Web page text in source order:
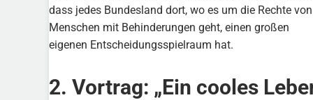
dass jedes Bundesland dort, wo es um die Rechte von
Menschen mit Behinderungen geht, einen großen
eigenen Entscheidungsspielraum hat.
2. Vortrag: „Ein cooles